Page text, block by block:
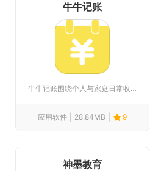
牛牛记账
牛牛记账围绕个人与家庭日常收支管理搭建完整账务管理体系，面向...
应用软件 28.84MB 9
神墨教育